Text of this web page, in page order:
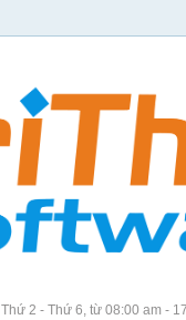
Thứ 2 - Thứ 6, từ 08:00 am -